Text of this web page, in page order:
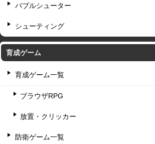
バブルシューター
シューティング
育成ゲーム
育成ゲーム一覧
ブラウザRPG
放置・クリッカー
防衛ゲーム一覧